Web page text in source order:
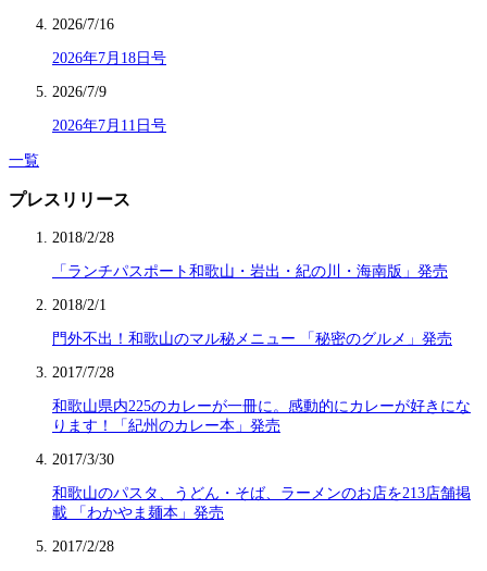
2026/7/16
2026年7月18日号
2026/7/9
2026年7月11日号
一覧
プレスリリース
2018/2/28
「ランチパスポート和歌山・岩出・紀の川・海南版」発売
2018/2/1
門外不出！和歌山のマル秘メニュー 「秘密のグルメ」発売
2017/7/28
和歌山県内225のカレーが一冊に。感動的にカレーが好きにな
ります！「紀州のカレー本」発売
2017/3/30
和歌山のパスタ、うどん・そば、ラーメンのお店を213店舗掲
載 「わかやま麺本」発売
2017/2/28